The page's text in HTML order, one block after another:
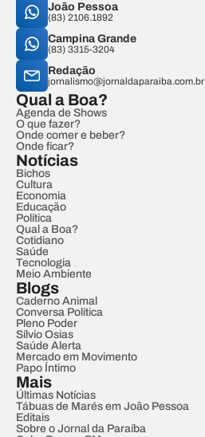
João Pessoa
(83) 2106.1892
Campina Grande
(83) 3315-3204
Redação
jornalismo@jornaldaparaiba.com.br
Qual a Boa?
Agenda de Shows
O que fazer?
Onde comer e beber?
Onde ficar?
Notícias
Bichos
Cultura
Economia
Educação
Política
Qual a Boa?
Cotidiano
Saúde
Tecnologia
Meio Ambiente
Blogs
Caderno Animal
Conversa Política
Pleno Poder
Sílvio Osias
Saúde Alerta
Mercado em Movimento
Papo Íntimo
Mais
Últimas Notícias
Tábuas de Marés em João Pessoa
Editais
Sobre o Jornal da Paraíba